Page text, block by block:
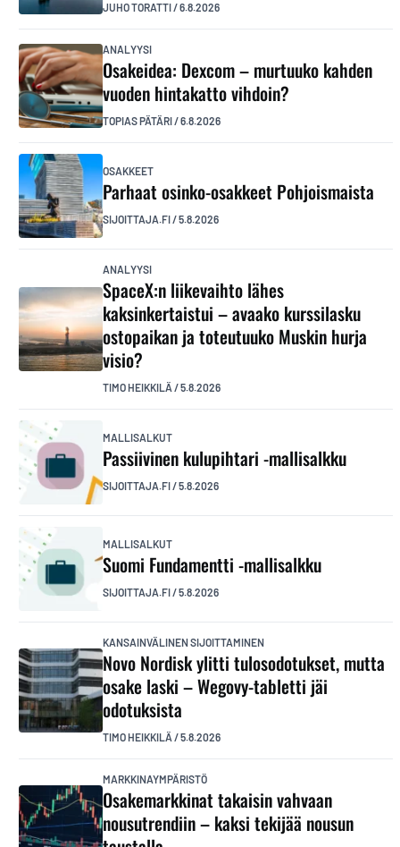
JUHO TORATTI/6.8.2026
ANALYYSI
Osakeidea: Dexcom – murtuuko kahden
vuoden hintakatto vihdoin?
TOPIAS PÄTÄRI/6.8.2026
OSAKKEET
Parhaat osinko-osakkeet Pohjoismaista
SIJOITTAJA.FI/5.8.2026
ANALYYSI
SpaceX:n liikevaihto lähes
kaksinkertaistui – avaako kurssilasku
ostopaikan ja toteutuuko Muskin hurja
visio?
TIMO HEIKKILÄ /5.8.2026
MALLISALKUT
Passiivinen kulupihtari -mallisalkku
SIJOITTAJA.FI/5.8.2026
MALLISALKUT
Suomi Fundamentti -mallisalkku
SIJOITTAJA.FI/5.8.2026
KANSAINVÄLINEN SIJOITTAMINEN
Novo Nordisk ylitti tulosodotukset, mutta
osake laski – Wegovy-tabletti jäi
odotuksista
TIMO HEIKKILÄ /5.8.2026
MARKKINAYMPÄRISTÖ
Osakemarkkinat takaisin vahvaan
nousutrendiin – kaksi tekijää nousun